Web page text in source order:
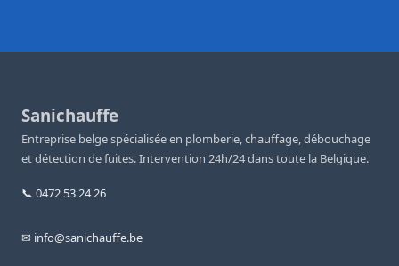
Sanichauffe
Entreprise belge spécialisée en plomberie, chauffage, débouchage
et détection de fuites. Intervention 24h/24 dans toute la Belgique.
📞 0472 53 24 26
✉ info@sanichauffe.be